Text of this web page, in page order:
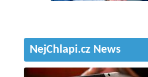
NejChlapi.cz News